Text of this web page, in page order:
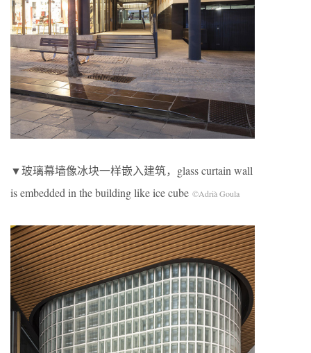
▼玻璃幕墙像冰块一样嵌入建筑，glass curtain wall
is embedded in the building like ice cube ©Adrià Goula